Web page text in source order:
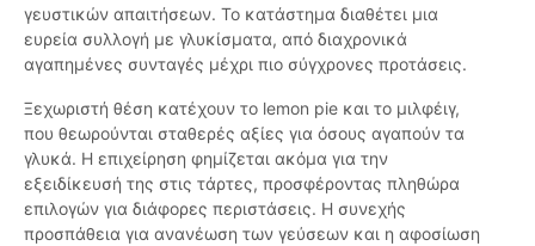
γευστικών απαιτήσεων. Το κατάστημα διαθέτει μια
ευρεία συλλογή με γλυκίσματα, από διαχρονικά
αγαπημένες συνταγές μέχρι πιο σύγχρονες προτάσεις.
Ξεχωριστή θέση κατέχουν το lemon pie και το μιλφέιγ,
που θεωρούνται σταθερές αξίες για όσους αγαπούν τα
γλυκά. Η επιχείρηση φημίζεται ακόμα για την
εξειδίκευσή της στις τάρτες, προσφέροντας πληθώρα
επιλογών για διάφορες περιστάσεις. Η συνεχής
προσπάθεια για ανανέωση των γεύσεων και η αφοσίωση